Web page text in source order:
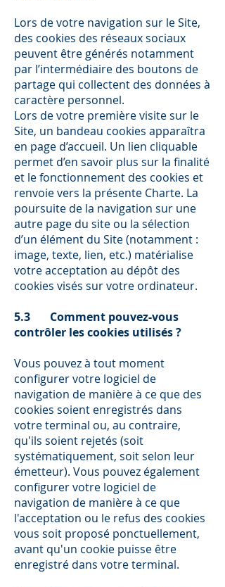
Lors de votre navigation sur le Site,
des cookies des réseaux sociaux
peuvent être générés notamment
par l’intermédiaire des boutons de
partage qui collectent des données à
caractère personnel.
Lors de votre première visite sur le
Site, un bandeau cookies apparaîtra
en page d’accueil. Un lien cliquable
permet d’en savoir plus sur la finalité
et le fonctionnement des cookies et
renvoie vers la présente Charte. La
poursuite de la navigation sur une
autre page du site ou la sélection
d’un élément du Site (notamment :
image, texte, lien, etc.) matérialise
votre acceptation au dépôt des
cookies visés sur votre ordinateur.
5.3 Comment pouvez-vous
contrôler les cookies utilisés ?
Vous pouvez à tout moment
configurer votre logiciel de
navigation de manière à ce que des
cookies soient enregistrés dans
votre terminal ou, au contraire,
qu'ils soient rejetés (soit
systématiquement, soit selon leur
émetteur). Vous pouvez également
configurer votre logiciel de
navigation de manière à ce que
l'acceptation ou le refus des cookies
vous soit proposé ponctuellement,
avant qu'un cookie puisse être
enregistré dans votre terminal.